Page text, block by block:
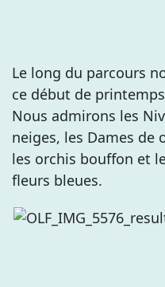
Le long du parcours
ce début de
Nous admirons les
neiges, les Dames de
les orchis bouffon et
fleurs bleues.